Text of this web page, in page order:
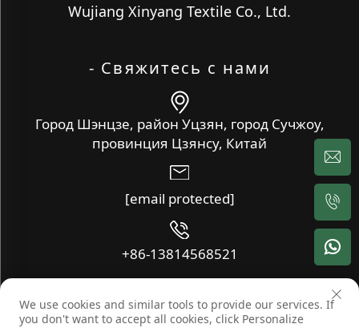
Wujiang Xinyang Textile Co., Ltd.
- Свяжитесь с нами
Город Шэнцзе, район Уцзян, город Сучжоу,
провинция Цзянсу, Китай
[email protected]
+86-13814568521
Copyright © Wujiang Xinyang Textile Co., Ltd. Все права
We use cookies and similar tools to provide our services. If
you don't want to accept all cookies, click Personalize